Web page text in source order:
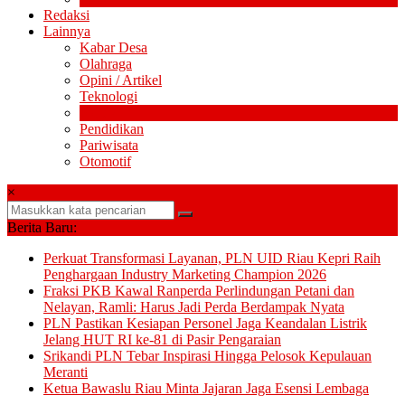
Redaksi
Lainnya
Kabar Desa
Olahraga
Opini / Artikel
Teknologi
Pendidikan
Pariwisata
Otomotif
×
Berita Baru:
Perkuat Transformasi Layanan, PLN UID Riau Kepri Raih
Penghargaan Industry Marketing Champion 2026
Fraksi PKB Kawal Ranperda Perlindungan Petani dan
Nelayan, Ramli: Harus Jadi Perda Berdampak Nyata
PLN Pastikan Kesiapan Personel Jaga Keandalan Listrik
Jelang HUT RI ke-81 di Pasir Pengaraian
Srikandi PLN Tebar Inspirasi Hingga Pelosok Kepulauan
Meranti
Ketua Bawaslu Riau Minta Jajaran Jaga Esensi Lembaga